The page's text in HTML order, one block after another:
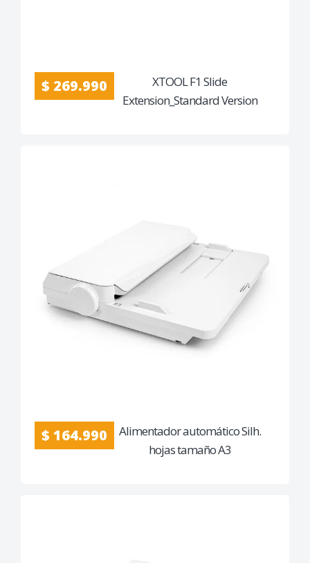
$ 269.990
XTOOL F1 Slide
Extension_Standard Version
$ 164.990
Alimentador automático Silh.
hojas tamaño A3